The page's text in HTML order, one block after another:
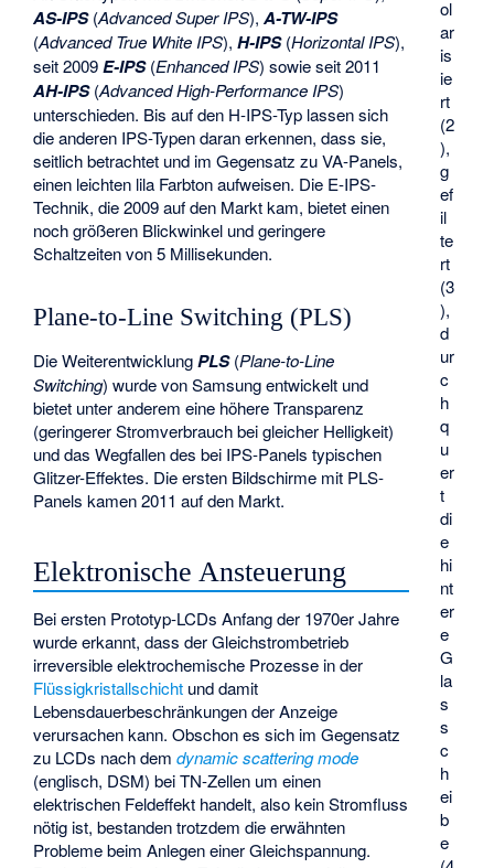
ol
ar
is
ie
rt
(2
),
g
ef
il
te
rt
(3
),
d
ur
c
h
q
u
er
t
di
e
hi
nt
er
e
G
la
s
s
c
h
ei
b
e
AS-IPS(Advanced Super IPS),A-TW-IPS
(Advanced True White IPS),H-IPS(Horizontal IPS),
seit 2009E-IPS(Enhanced IPS) sowie seit 2011
AH-IPS(Advanced High-Performance IPS)
unterschieden. Bis auf den H-IPS-Typ lassen sich
die anderen IPS-Typen daran erkennen, dass sie,
seitlich betrachtet und im Gegensatz zu VA-Panels,
einen leichten lila Farbton aufweisen. Die E-IPS-
Technik, die 2009 auf den Markt kam, bietet einen
noch größeren Blickwinkel und geringere
Schaltzeiten von 5 Millisekunden.
Plane-to-Line Switching (PLS)
Die WeiterentwicklungPLS(Plane-to-Line
Switching) wurde von Samsung entwickelt und
bietet unter anderem eine höhere Transparenz
(geringerer Stromverbrauch bei gleicher Helligkeit)
und das Wegfallen des bei IPS-Panels typischen
Glitzer-Effektes. Die ersten Bildschirme mit PLS-
Panels kamen 2011 auf den Markt.
Elektronische Ansteuerung
Bei ersten Prototyp-LCDs Anfang der 1970er Jahre
wurde erkannt, dass der Gleichstrombetrieb
irreversible elektrochemische Prozesse in der
Flüssigkristallschicht und damit
Lebensdauerbeschränkungen der Anzeige
verursachen kann. Obschon es sich im Gegensatz
zu LCDs nach demdynamic scattering mode
(englisch, DSM) bei TN-Zellen um einen
elektrischen Feldeffekt handelt, also kein Stromfluss
nötig ist, bestanden trotzdem die erwähnten
Probleme beim Anlegen einer Gleichspannung.